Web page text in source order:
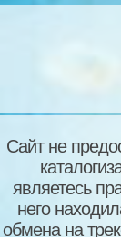
Сайт не
являетесь
него
обмена на